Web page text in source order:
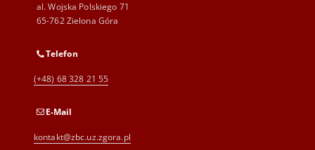
al. Wojska Polskiego 71
65-762 Zielona Góra
Telefon
(+48) 68 328 21 55
E-Mail
kontakt@zbc.uz.zgora.pl